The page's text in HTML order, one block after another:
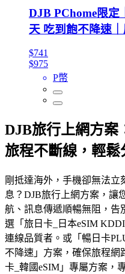
DJB PChome限定
天 吃到飽不降速
$741
$975
P幣
DJB旅行上網方案
旅程不斷線，輕鬆
剛抵達海外，手機卻無法
息？DJB旅行上網方案，讓
航、訊息傳遞順暢無阻，告
選「旅日卡_日本eSIM
連線品質者。或「暢日卡
不降速」方案，確保旅程網
卡_韓國eSIM」專屬方案，